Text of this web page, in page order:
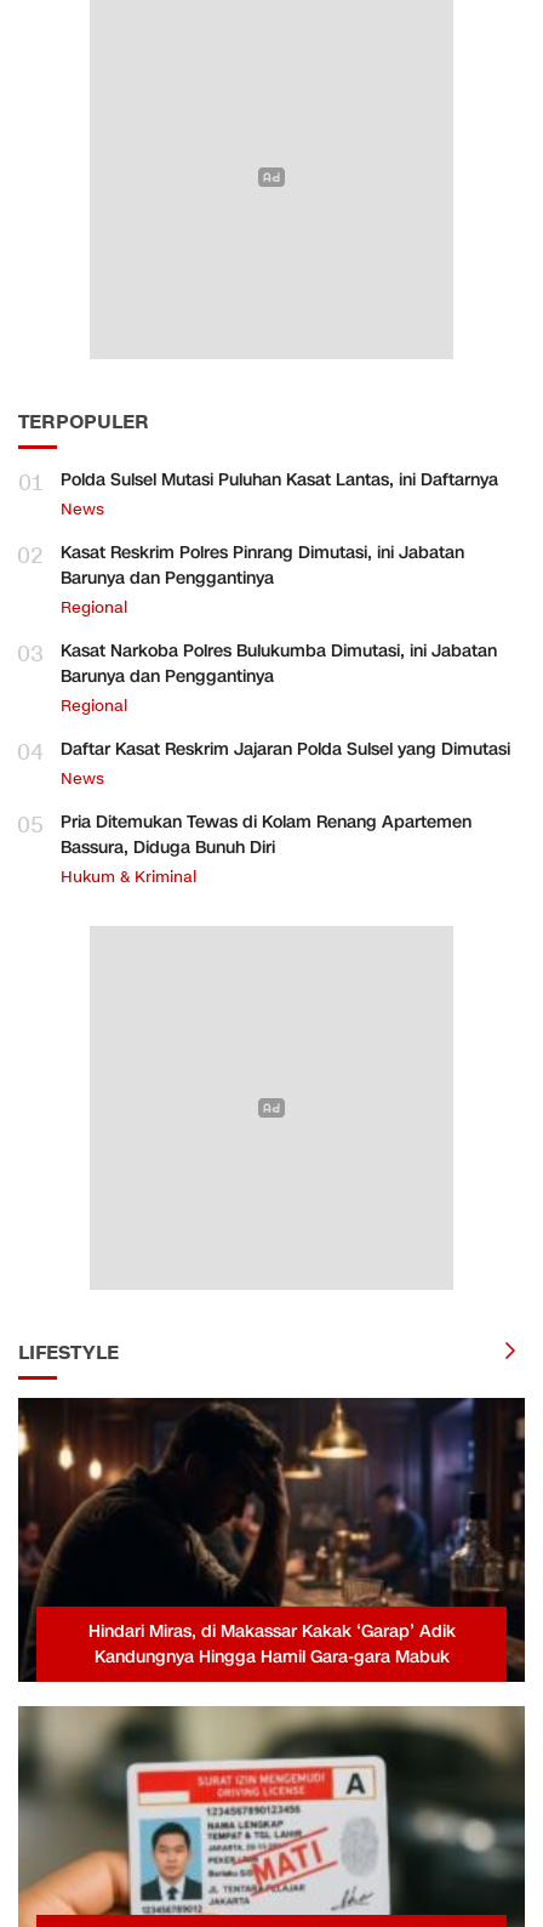
TERPOPULER
01 Polda Sulsel Mutasi Puluhan Kasat Lantas, ini Daftarnya
News
02
Kasat Reskrim Polres Pinrang Dimutasi, ini Jabatan
Barunya dan Penggantinya
Regional
03
Kasat Narkoba Polres Bulukumba Dimutasi, ini Jabatan
Barunya dan Penggantinya
Regional
04 Daftar Kasat Reskrim Jajaran Polda Sulsel yang Dimutasi
News
05
Pria Ditemukan Tewas di Kolam Renang Apartemen
Bassura, Diduga Bunuh Diri
Hukum & Kriminal
LIFESTYLE
Hindari Miras, di Makassar Kakak ‘Garap’ Adik
Kandungnya Hingga Hamil Gara-gara Mabuk